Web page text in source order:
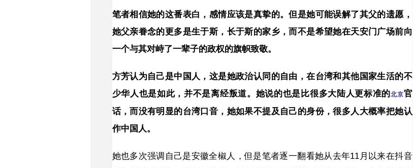
笔者相信她的这番表白，感情应该是真挚的。但是她可能误解了其父的遗愿，
她父亲眷念的更多是生于斯，长于斯的家乡，而不是希望她在天安门广场前向
一个与其对峙了一辈子的政权的旗帜致敬。
方芳认为自己是中国人，这是她政治认同的自由，在台湾和其他国家生活的不
少华人也是如此，并不是离经叛道。她说的也是比很多大陆人更标准的北京官
话，而没有明显的台湾口音，她如果不提及自己的身份，很多人大概率把她认
作中国人。
她也多次强调自己是安徽全椒人，但是笔者逐一翻看她从去年11月以来在抖音